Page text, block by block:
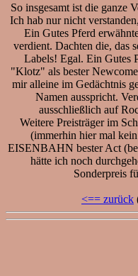
So insgesamt ist die ganze
Ich hab nur nicht
Ein Gutes Pferd
verdient. Dachten die, das
Labels! Egal. Ein Gutes
"Klotz" als bester
mir alleine im Gedächtnis
Namen ausspricht.
ausschließlich auf
Weitere Preisträger im
(immerhin hier mal
EISENBAHN bester Act
hätte ich noch
Sonderpreis
<== zurück